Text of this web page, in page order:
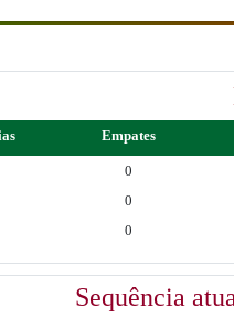
Empates
0
0
0
Sequência